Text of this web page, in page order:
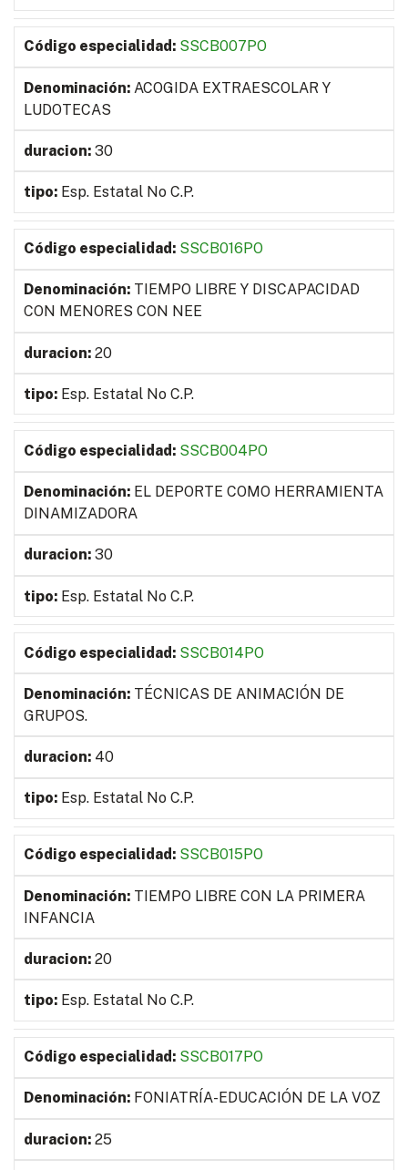
SSCB007PO
ACOGIDA EXTRAESCOLAR Y
LUDOTECAS
30
Esp. Estatal No C.P.
SSCB016PO
TIEMPO LIBRE Y DISCAPACIDAD
CON MENORES CON NEE
20
Esp. Estatal No C.P.
SSCB004PO
EL DEPORTE COMO HERRAMIENTA
DINAMIZADORA
30
Esp. Estatal No C.P.
SSCB014PO
TÉCNICAS DE ANIMACIÓN DE
GRUPOS.
40
Esp. Estatal No C.P.
SSCB015PO
TIEMPO LIBRE CON LA PRIMERA
INFANCIA
20
Esp. Estatal No C.P.
SSCB017PO
FONIATRÍA-EDUCACIÓN DE LA VOZ
25